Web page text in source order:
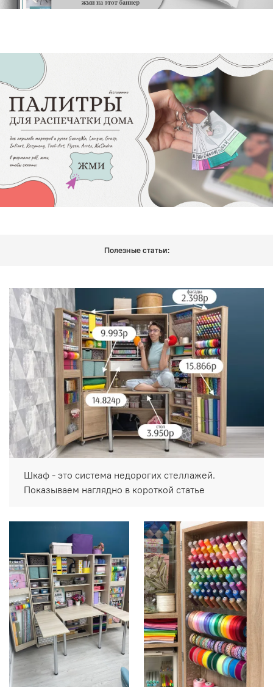
Полезные статьи:
Шкаф - это система недорогих стеллажей.
Показываем наглядно в короткой статье